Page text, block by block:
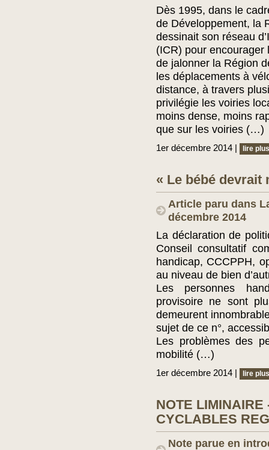
Dès 1995, dans le
de Développement, la
dessinait son réseau
(ICR) pour encourager
de jalonner la Région
les déplacements à
distance, à travers
privilégie les voiries
moins dense, moins
que sur les voiries (…)
1er décembre 2014 | lire plus
« Le bébé devrait
Article paru dans
décembre 2014
La déclaration de
Conseil consultatif
handicap, CCCPPH,
au niveau de bien
Les personnes
provisoire ne sont
demeurent
sujet de ce n°,
Les problèmes des
mobilité (…)
1er décembre 2014 | lire plus
NOTE
CYCLABLES
Note parue en